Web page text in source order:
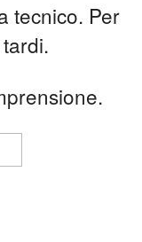
tecnico. Per